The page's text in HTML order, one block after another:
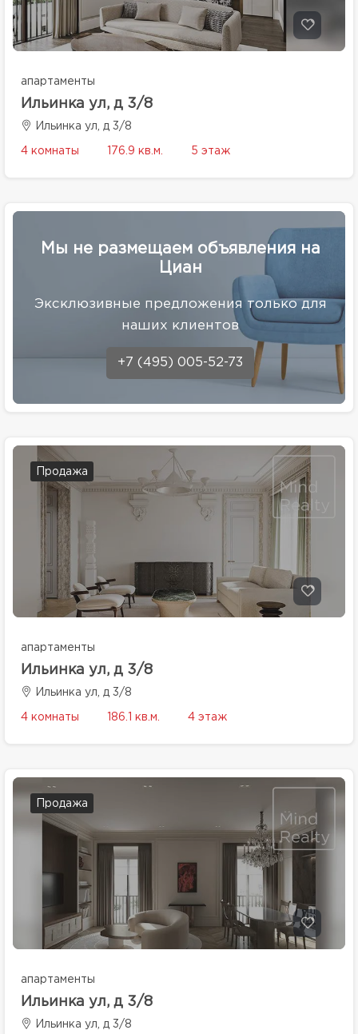
апартаменты
Ильинка ул, д 3/8
Ильинка ул, д 3/8
4 комнаты 176.9 кв.м. 5 этаж
Мы не размещаем объявления на
Циан
Эксклюзивные предложения только для
наших клиентов
+7 (495) 005-52-73
Продажа
апартаменты
Ильинка ул, д 3/8
Ильинка ул, д 3/8
4 комнаты 186.1 кв.м. 4 этаж
Продажа
апартаменты
Ильинка ул, д 3/8
Ильинка ул, д 3/8